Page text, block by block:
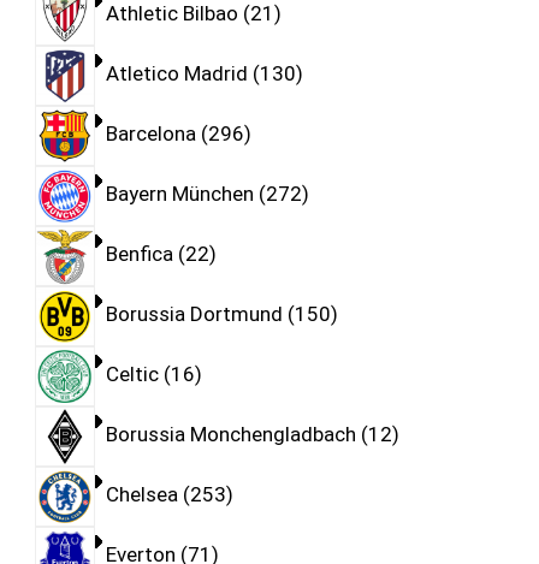
Athletic Bilbao 21
Atletico Madrid 130
Barcelona 296
Bayern München 272
Benfica 22
Borussia Dortmund 150
Celtic 16
Borussia Monchengladbach 12
Chelsea 253
Everton 71